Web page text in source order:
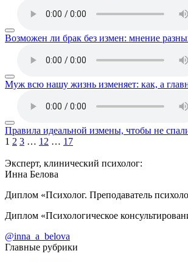
Возможен ли брак без измен: мнение
Муж всю нашу жизнь изменяет: как, а
Правила идеальной измены, чтобы не
1 2 3 … 12 … 17
Эксперт, клинический психолог:
Инна Белова
Диплом «Психолог. Преподаватель
Диплом «Психологическое
@inna_a_belova
Главные рубрики